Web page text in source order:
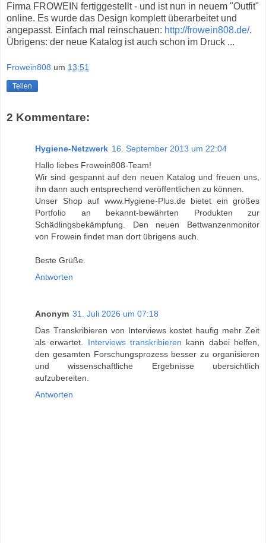
Firma FROWEIN fertiggestellt - und ist nun in neuem "Outfit"
online. Es wurde das Design komplett überarbeitet und
angepasst. Einfach mal reinschauen: http://frowein808.de/.
Übrigens: der neue Katalog ist auch schon im Druck ...
Frowein808 um 13:51
Teilen
2 Kommentare:
Hygiene-Netzwerk 16. September 2013 um 22:04
Hallo liebes Frowein808-Team!
Wir sind gespannt auf den neuen Katalog und freuen uns,
ihn dann auch entsprechend veröffentlichen zu können.
Unser Shop auf www.Hygiene-Plus.de bietet ein großes
Portfolio an bekannt-bewährten Produkten zur
Schädlingsbekämpfung. Den neuen Bettwanzenmonitor
von Frowein findet man dort übrigens auch.
Beste Grüße.
Antworten
Anonym 31. Juli 2026 um 07:18
Das Transkribieren von Interviews kostet haufig mehr Zeit
als erwartet. Interviews transkribieren kann dabei helfen,
den gesamten Forschungsprozess besser zu organisieren
und wissenschaftliche Ergebnisse ubersichtlich
aufzubereiten.
Antworten